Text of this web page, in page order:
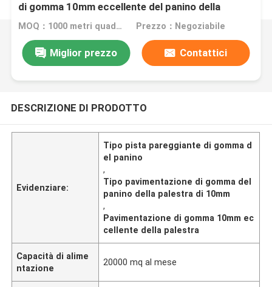
di gomma 10mm eccellente del panino della
palestra
MOQ：1000 metri quadrati Prezzo：Negoziabile
Miglior prezzo Contattici
DESCRIZIONE DI PRODOTTO
Evidenziare:
Tipo pista pareggiante di gomma d
el panino
,
Tipo pavimentazione di gomma del
panino della palestra di 10mm
,
Pavimentazione di gomma 10mm ec
cellente della palestra
Capacità di alime
ntazione
20000 mq al mese